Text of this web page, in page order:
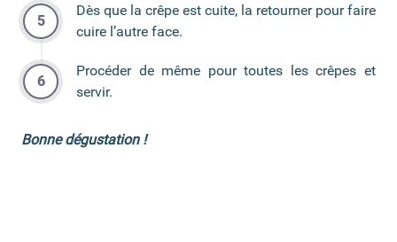
Dès que la crêpe est cuite, la retourner pour faire
cuire l’autre face.
Procéder de même pour toutes les crêpes et
servir.
Bonne dégustation !